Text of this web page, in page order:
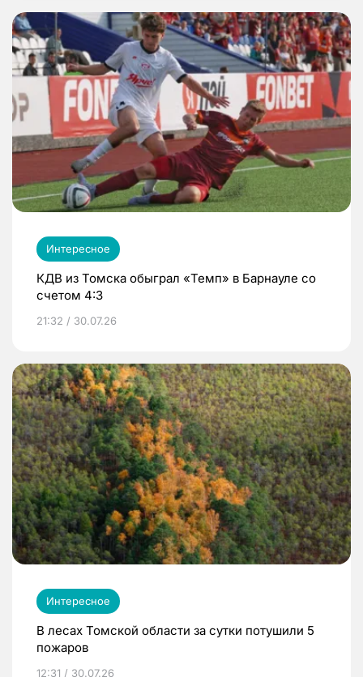
Интересное
КДВ из Томска обыграл «Темп» в Барнауле со
счетом 4:3
21:32 / 30.07.26
Интересное
В лесах Томской области за сутки потушили 5
пожаров
12:31 / 30.07.26